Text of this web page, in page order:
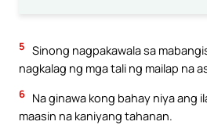
5 Sinong nagpakawala sa
nagkalag ng mga tali ng mailap na
6 Na ginawa kong bahay niya ang
maasin na kaniyang tahanan.